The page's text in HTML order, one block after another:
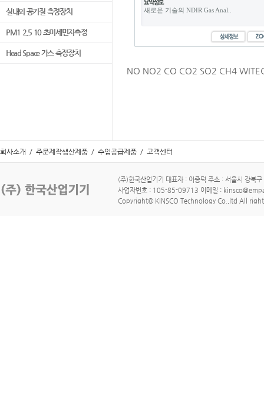
실내외 공기질 측정장치
PM1 2.5 10 초미세먼지측정
Head Space 가스 측정장치
새로운 기술의 NDIR Gas Anal..
NO NO2 CO CO2 SO2 CH4
회사소개 / 주문제작생산제품 / 수입공급제품 / 고객센터
(주)한국산업기기 대표자 : 이종덕 주소 : 서울시
사업자번호 : 105-85-09713 이메일 :
Copyright© KINSCO Technology Co.,ltd All